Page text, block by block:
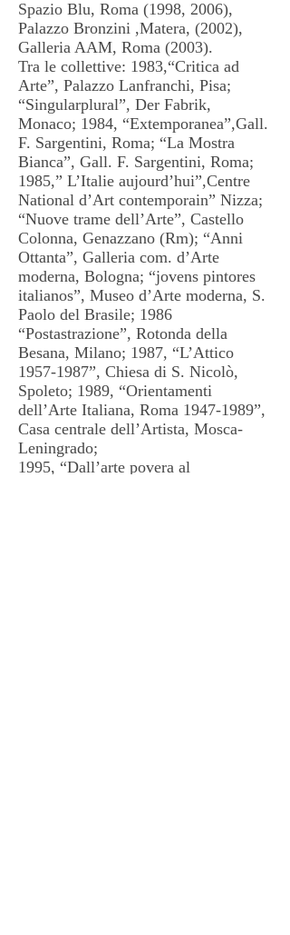
Spazio Blu, Roma (1998, 2006),
Palazzo Bronzini ,Matera, (2002),
Galleria AAM, Roma (2003).
Tra le collettive: 1983,“Critica ad
Arte”, Palazzo Lanfranchi, Pisa;
“Singularplural”, Der Fabrik,
Monaco; 1984, “Extemporanea”,Gall.
F. Sargentini, Roma; “La Mostra
Bianca”, Gall. F. Sargentini, Roma;
1985,” L’Italie aujourd’hui”,Centre
National d’Art contemporain” Nizza;
“Nuove trame dell’Arte”, Castello
Colonna, Genazzano (Rm); “Anni
Ottanta”, Galleria com. d’Arte
moderna, Bologna; “jovens pintores
italianos”, Museo d’Arte moderna, S.
Paolo del Brasile; 1986
“Postastrazione”, Rotonda della
Besana, Milano; 1987, “L’Attico
1957-1987”, Chiesa di S. Nicolò,
Spoleto; 1989, “Orientamenti
dell’Arte Italiana, Roma 1947-1989”,
Casa centrale dell’Artista, Mosca-
Leningrado;
1995, “Dall’arte povera al